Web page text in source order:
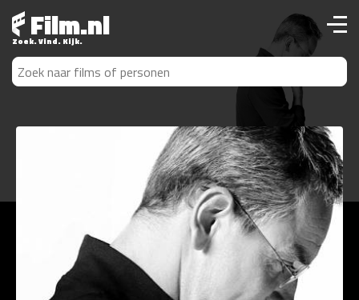
Film.nl
Zoek. Vind. Kijk.